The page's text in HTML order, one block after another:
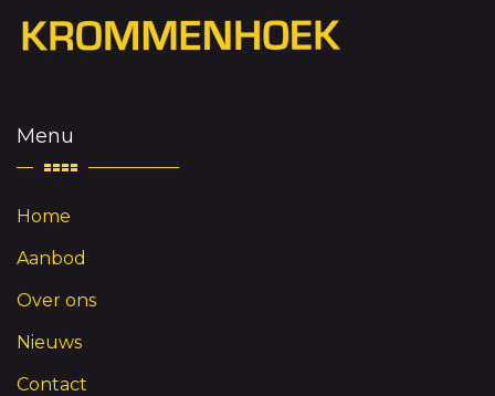
Menu
Home
Aanbod
Over ons
Nieuws
Contact